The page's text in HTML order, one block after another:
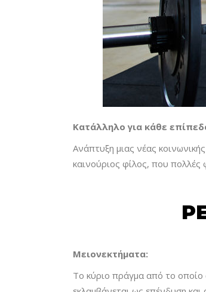
Κατάλληλο για κάθε
Ανάπτυξη μιας νέας
καινούριος φίλος, που πολλές
Μειονεκτήματα:
Το κύριο πράγμα από το οποίο